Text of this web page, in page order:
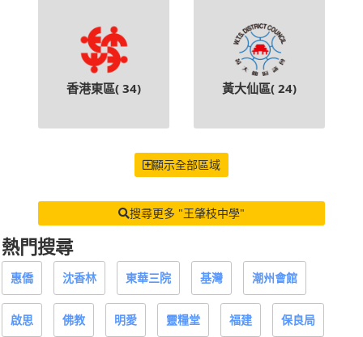
香港東區( 34) 黃大仙區( 24)
顯示全部區域
搜尋更多 "王肇枝中學"
熱門搜尋
惠僑 沈香林 東華三院 基灣 潮州會館
啟思 佛教 明愛 靈糧堂 福建 保良局